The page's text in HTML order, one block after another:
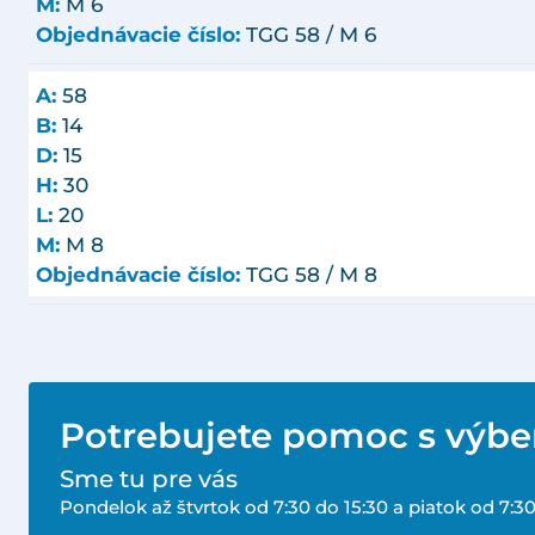
Objednávacie číslo: TGG 58 / M 6
A: 58
B: 14
D: 15
H: 30
L: 20
M: M 8
Objednávacie číslo: TGG 58 / M 8
Potrebujete pomoc s
Sme tu pre vás
Pondelok až štvrtok od 7:30 do 15:30 a piatok od